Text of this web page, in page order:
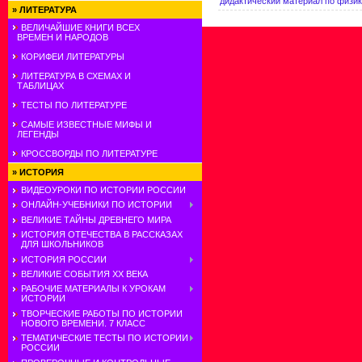
» ЛИТЕРАТУРА
ВЕЛИЧАЙШИЕ КНИГИ ВСЕХ
ВРЕМЕН И НАРОДОВ
КОРИФЕИ ЛИТЕРАТУРЫ
ЛИТЕРАТУРА В СХЕМАХ И
ТАБЛИЦАХ
ТЕСТЫ ПО ЛИТЕРАТУРЕ
САМЫЕ ИЗВЕСТНЫЕ МИФЫ И
ЛЕГЕНДЫ
КРОССВОРДЫ ПО ЛИТЕРАТУРЕ
» ИСТОРИЯ
ВИДЕОУРОКИ ПО ИСТОРИИ РОССИИ
ОНЛАЙН-УЧЕБНИКИ ПО ИСТОРИИ
ВЕЛИКИЕ ТАЙНЫ ДРЕВНЕГО МИРА
ИСТОРИЯ ОТЕЧЕСТВА В РАССКАЗАХ
ДЛЯ ШКОЛЬНИКОВ
ИСТОРИЯ РОССИИ
ВЕЛИКИЕ СОБЫТИЯ ХХ ВЕКА
РАБОЧИЕ МАТЕРИАЛЫ К УРОКАМ
ИСТОРИИ
ТВОРЧЕСКИЕ РАБОТЫ ПО ИСТОРИИ
НОВОГО ВРЕМЕНИ. 7 КЛАСС
ТЕМАТИЧЕСКИЕ ТЕСТЫ ПО ИСТОРИИ
РОССИИ